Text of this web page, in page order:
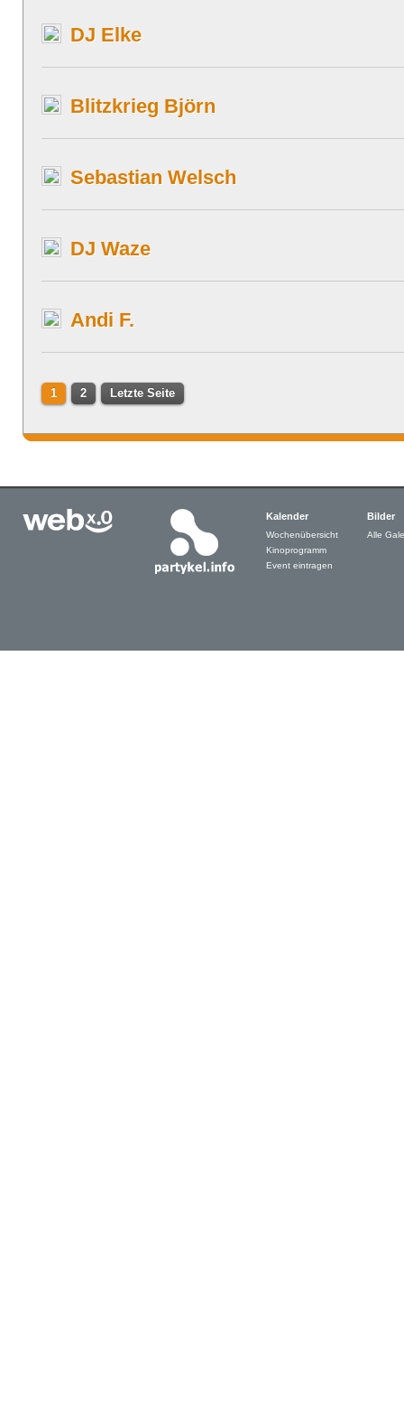
DJ Elke
Blitzkrieg Björn
Sebastian Welsch
DJ Waze
Andi F.
1 2 Letzte Seite
Kalender
Wochenübersicht
Kinoprogramm
Event eintragen
Bilder
Alle